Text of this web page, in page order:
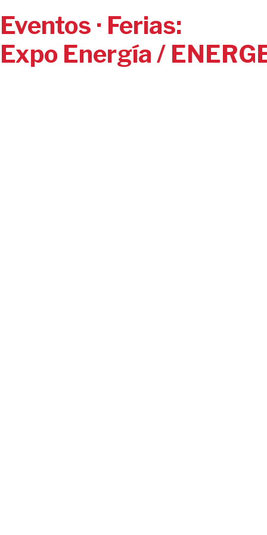
Eventos · Ferias:
Expo Energía /